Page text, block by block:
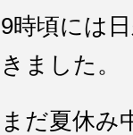
9時頃には
きました。
まだ夏休み